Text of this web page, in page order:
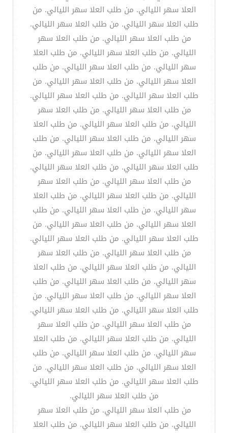
العلا سهر الليالي. من طلب العلا سهر الليالي. من
طلب العلا سهر الليالي. من طلب العلا سهر الليالي.
من طلب العلا سهر الليالي. من طلب العلا سهر
الليالي. من طلب العلا سهر الليالي. من طلب العلا
سهر الليالي. من طلب العلا سهر الليالي. من طلب
العلا سهر الليالي. من طلب العلا سهر الليالي. من
طلب العلا سهر الليالي. من طلب العلا سهر الليالي.
من طلب العلا سهر الليالي. من طلب العلا سهر
الليالي. من طلب العلا سهر الليالي. من طلب العلا
سهر الليالي. من طلب العلا سهر الليالي. من طلب
العلا سهر الليالي. من طلب العلا سهر الليالي. من
طلب العلا سهر الليالي. من طلب العلا سهر الليالي.
من طلب العلا سهر الليالي. من طلب العلا سهر
الليالي. من طلب العلا سهر الليالي. من طلب العلا
سهر الليالي. من طلب العلا سهر الليالي. من طلب
العلا سهر الليالي. من طلب العلا سهر الليالي. من
طلب العلا سهر الليالي. من طلب العلا سهر الليالي.
من طلب العلا سهر الليالي. من طلب العلا سهر
الليالي. من طلب العلا سهر الليالي. من طلب العلا
سهر الليالي. من طلب العلا سهر الليالي. من طلب
العلا سهر الليالي. من طلب العلا سهر الليالي. من
طلب العلا سهر الليالي. من طلب العلا سهر الليالي.
من طلب العلا سهر الليالي. من طلب العلا سهر
الليالي. من طلب العلا سهر الليالي. من طلب العلا
سهر الليالي. من طلب العلا سهر الليالي. من طلب
العلا سهر الليالي. من طلب العلا سهر الليالي. من
طلب العلا سهر الليالي. من طلب العلا سهر الليالي.
من طلب العلا سهر الليالي.
من طلب العلا سهر الليالي. من طلب العلا سهر
الليالي. من طلب العلا سهر الليالي. من طلب العلا